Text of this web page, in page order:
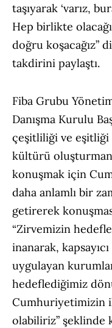
taşıyarak ‘varız,
Hep birlikte
doğru koşacağız”
takdirini paylaştı.
Fiba Grubu
Danışma Kurulu
çeşitliliği ve eşitliği
kültürü
konuşmak için
daha anlamlı bir
getirerek
“Zirvemizin
inanarak,
uygulayan
hedeflediğimiz
Cumhuriyetimizin
olabiliriz” şeklinde